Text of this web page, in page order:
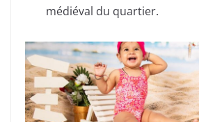
médiéval du quartier.